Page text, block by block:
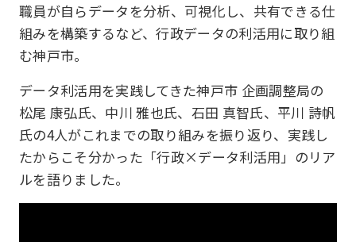
職員が自らデータを分析、可視化し、共有できる仕
組みを構築するなど、行政データの利活用に取り組
む神戸市。
データ利活用を実践してきた神戸市 企画調整局の
松尾 康弘氏、中川 雅也氏、石田 真智氏、平川 詩帆
氏の4人がこれまでの取り組みを振り返り、実践し
たからこそ分かった「行政×データ利活用」のリア
ルを語りました。